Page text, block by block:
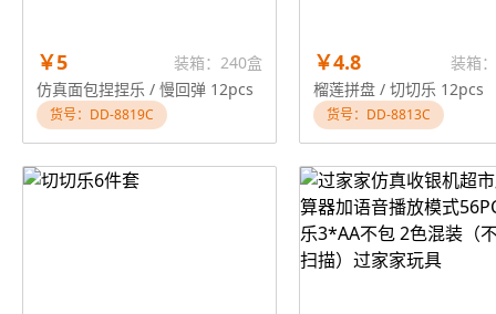
￥5
装箱：240盒
仿真面包捏捏乐 / 慢回弹 12pcs
货号：DD-8819C
￥4.8
装箱
榴莲拼盘 / 切切乐 12pcs
货号：DD-8813C